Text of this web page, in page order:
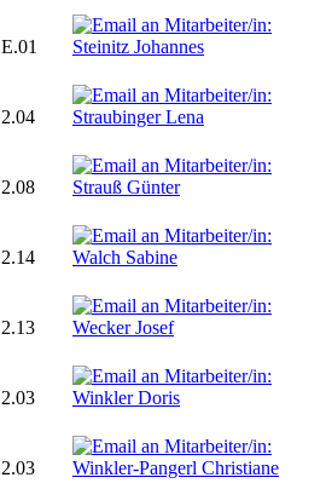
E.01
2.04
2.08
2.14
2.13
2.03
2.03